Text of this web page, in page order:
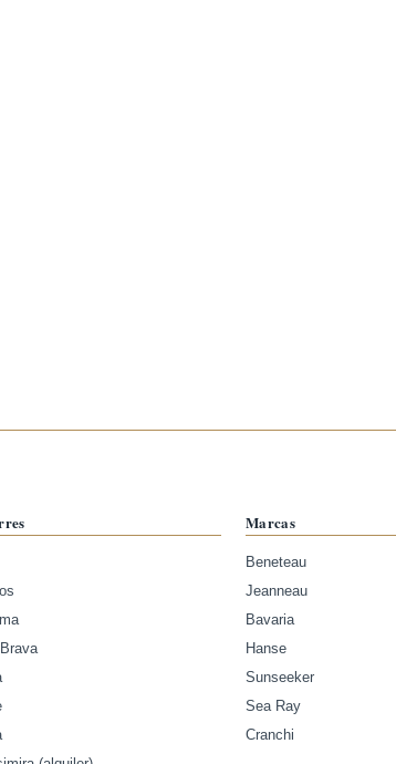
Marcas
Beneteau
Jeanneau
Bavaria
Hanse
Sunseeker
Sea Ray
Cranchi